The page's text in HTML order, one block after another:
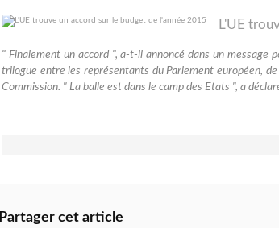
" Finalement un accord ", a-t-il annoncé dans un message
trilogue entre les représentants du Parlement européen,
Commission. " La balle est dans le camp des Etats ", a
Partager cet article